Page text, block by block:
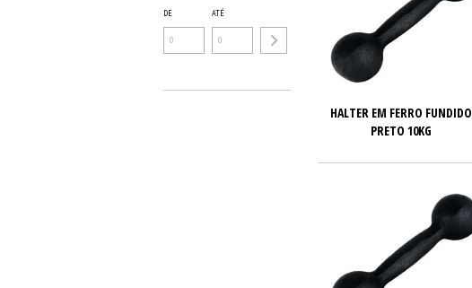
DE ATÉ
HALTER EM FERRO FUNDIDO
PRETO 10KG